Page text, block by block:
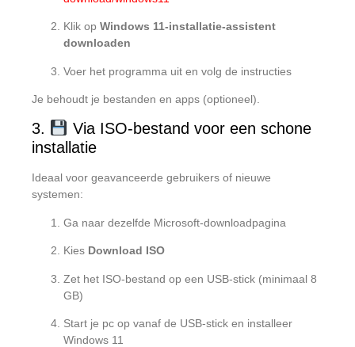
Klik op Windows 11-installatie-assistent
downloaden
Voer het programma uit en volg de instructies
Je behoudt je bestanden en apps (optioneel).
3.
Via ISO-bestand voor een schone
installatie
Ideaal voor geavanceerde gebruikers of nieuwe
systemen:
Ga naar dezelfde Microsoft-downloadpagina
Kies Download ISO
Zet het ISO-bestand op een USB-stick (minimaal 8
GB)
Start je pc op vanaf de USB-stick en installeer
Windows 11